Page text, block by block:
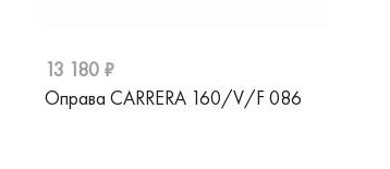
13 180 ₽
Оправа CARRERA 160/V/F 086